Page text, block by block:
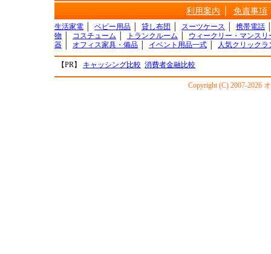
利用案内 免責事項
生活家電 ベビー用品 貸し布団 スーツケース 携帯電話
物
コスチューム トランクルーム
ウィークリー・マンスリ
器
オフィス家具・備品 イベント用品一式 人気クリックラ
【PR】 キャッシング比較 消費者金融比較
Copyright (C) 2007-2026